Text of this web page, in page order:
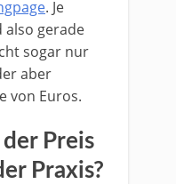
. Je
also gerade
sogar nur
aber
von Euros.
Preis
Praxis?